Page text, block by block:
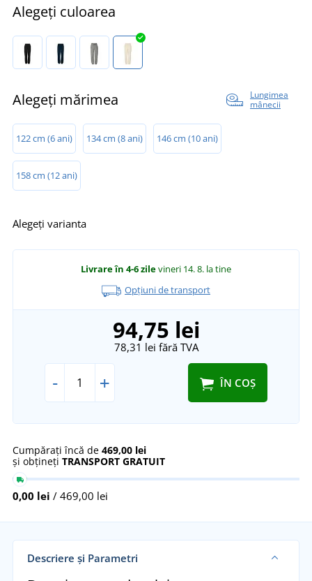
Alegeți culoarea
Alegeți mărimea
Lungimea
mânecii
122 cm (6 ani) 134 cm (8 ani) 146 cm (10 ani)
158 cm (12 ani)
Alegeți varianta
Livrare în 4-6 zilevineri 14. 8. la tine
Opțiuni de transport
94,75 lei
78,31 lei fără TVA
- + ÎN COȘ
Cumpărați încă de 469,00 lei
și obțineți TRANSPORT GRATUIT
0,00 lei / 469,00 lei
Descriere și Parametri